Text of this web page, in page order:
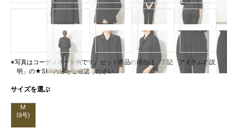
※写真はコーディネート例です。セット商品の場合は、下記「アイテムの説
明」の★SET内容をご確認ください
サイズを選ぶ
M
(9号)